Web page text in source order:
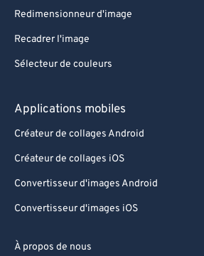
Redimensionneur d'image
Recadrer l'image
Sélecteur de couleurs
Applications mobiles
Créateur de collages Android
Créateur de collages iOS
Convertisseur d'images Android
Convertisseur d'images iOS
À propos de nous